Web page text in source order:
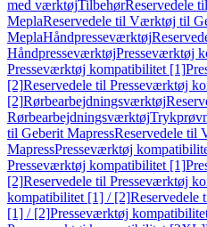
med værktøjTilbehørReservedele
MeplaReservedele til Værktøj til
MeplaHåndpresseværktøj
HåndpresseværktøjPresseværktøj
Presseværktøj kompatibilitet [1]
[2]Reservedele til Presseværktøj
[2]Rørbearbejdningsværktøj
Rørbearbejdningsværktøj
til Geberit MapressReservedele til
MapressPresseværktøj
Presseværktøj kompatibilitet [1]
[2]Reservedele til Presseværktøj
kompatibilitet [1] / [2]Reservedele
[1] / [2]Presseværktøj